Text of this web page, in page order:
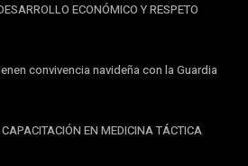
ECONÓMICO Y RESPETO
convivencia navideña con la Guardia
EN MEDICINA TÁCTICA